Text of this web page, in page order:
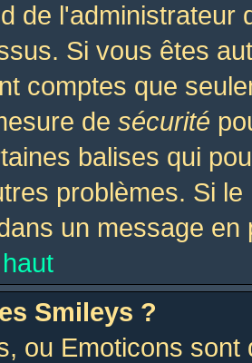
de l'administrateur
Si vous êtes
comptes que
de sécurité
balises qui
problèmes. Si
un message
Smileys ?
ou Emoticons